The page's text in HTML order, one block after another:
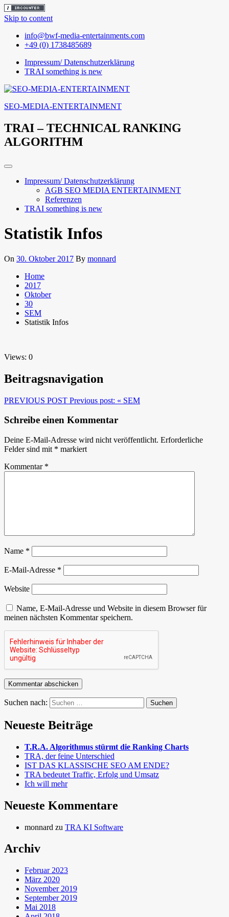
Skip to content
info@bwf-media-entertainments.com
+49 (0) 1738485689
Impressum/ Datenschutzerklärung
TRAI something is new
SEO-MEDIA-ENTERTAINMENT
TRAI – TECHNICAL RANKING
ALGORITHM
Impressum/ Datenschutzerklärung
AGB SEO MEDIA ENTERTAINMENT
Referenzen
TRAI something is new
Statistik Infos
On 30. Oktober 2017 By monnard
Home
2017
Oktober
30
SEM
Statistik Infos
Views: 0
Beitragsnavigation
PREVIOUS POST Previous post: « SEM
Schreibe einen Kommentar
Deine E-Mail-Adresse wird nicht veröffentlicht. Erforderliche
Felder sind mit * markiert
Kommentar *
Name *
E-Mail-Adresse *
Website
Name, E-Mail-Adresse und Website in diesem Browser für
meinen nächsten Kommentar speichern.
Suchen nach:
Neueste Beiträge
T.R.A. Algorithmus stürmt die Ranking Charts
TRA, der feine Unterschied
IST DAS KLASSISCHE SEO AM ENDE?
TRA bedeutet Traffic, Erfolg und Umsatz
Ich will mehr
Neueste Kommentare
monnard zu TRA KI Software
Archiv
Februar 2023
März 2020
November 2019
September 2019
Mai 2018